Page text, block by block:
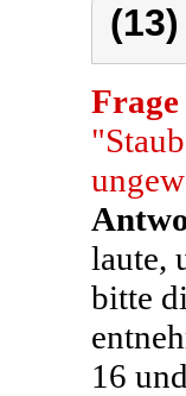
Frage
laute,
bitte
16